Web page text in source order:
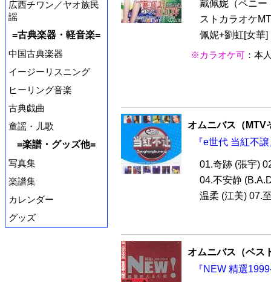
広西チワン／ヤオ族民
謡
=古典楽器・軽音楽=
中国古典楽器
イージーリスニング
ヒーリング音楽
古典戯曲
童謡・儿歌
=楽譜・グッズ他=
写真集
楽譜集
カレンダー
グッズ
戴佩妮（ペニー
ストカラオケ
佩妮+劉虹[女華
※カラオケ可 ：本
オムニバス（MTV
『e世代 当紅不
01.奇跡 (張宇)
04.不安静
温柔 (江美) 07.
オムニバス（ベス
『NEW 精選